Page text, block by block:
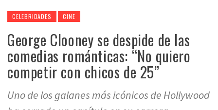
CELEBRIDADES CINE
George Clooney se despide de las
comedias románticas: “No quiero
competir con chicos de 25”
Uno de los galanes más icónicos de Hollywood